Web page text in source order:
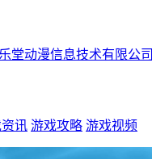
堂动漫信息技术有限公司
讯 游戏攻略 游戏视频